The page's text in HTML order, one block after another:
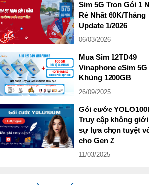
Sim 5G Tron Gói 1
Rẻ Nhất 60K/Tháng
Update 1/2026
06/03/2026
Mua Sim 12TD49
Vinaphone eSim 5G
Khủng 1200GB
26/09/2025
Gói cước
Truy cập không giới
sự lựa chọn tuyệt
cho Gen Z
11/03/2025